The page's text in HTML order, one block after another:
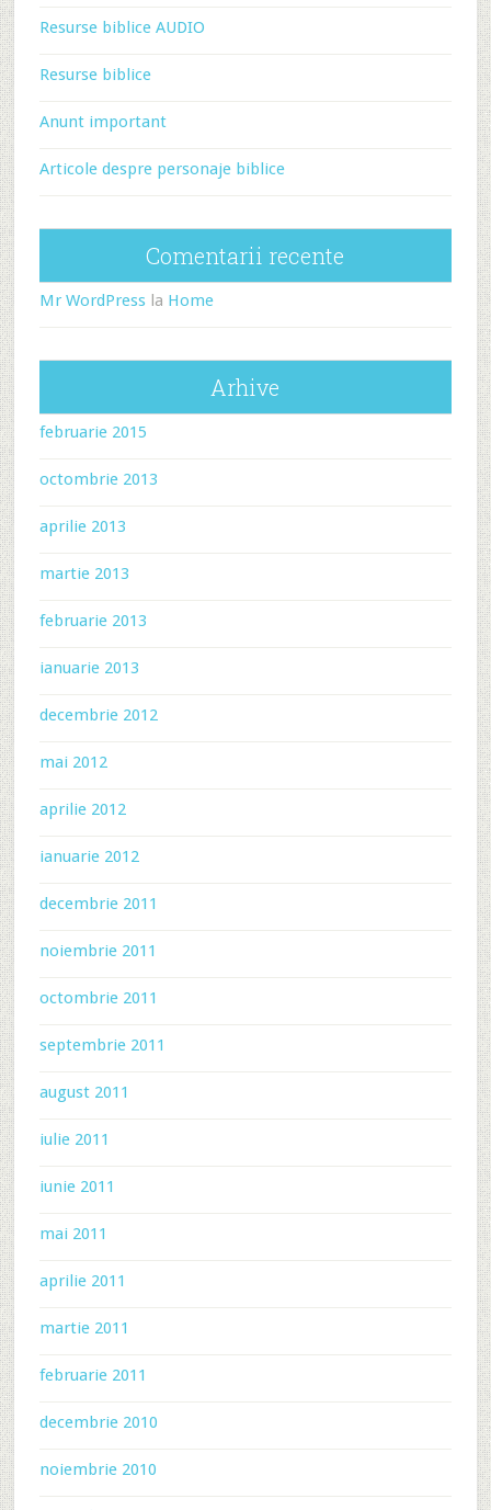
Resurse biblice AUDIO
Resurse biblice
Anunt important
Articole despre personaje biblice
Comentarii recente
Mr WordPressla Home
Arhive
februarie 2015
octombrie 2013
aprilie 2013
martie 2013
februarie 2013
ianuarie 2013
decembrie 2012
mai 2012
aprilie 2012
ianuarie 2012
decembrie 2011
noiembrie 2011
octombrie 2011
septembrie 2011
august 2011
iulie 2011
iunie 2011
mai 2011
aprilie 2011
martie 2011
februarie 2011
decembrie 2010
noiembrie 2010